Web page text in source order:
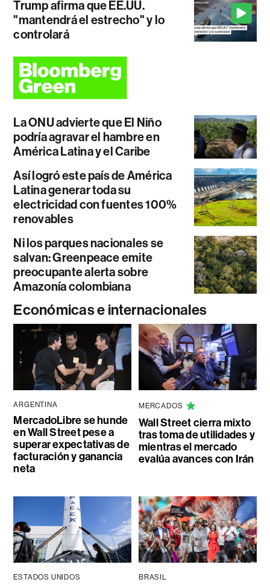
Trump afirma que EE.UU.
"mantendrá el estrecho" y lo
controlará
La ONU advierte que El Niño
podría agravar el hambre en
América Latina y el Caribe
Así logró este país de América
Latina generar toda su
electricidad con fuentes 100%
renovables
Ni los parques nacionales se
salvan: Greenpeace emite
preocupante alerta sobre
Amazonía colombiana
Económicas e internacionales
ARGENTINA
MercadoLibre se hunde
en Wall Street pese a
superar expectativas de
facturación y ganancia
neta
MERCADOS
Wall Street cierra mixto
tras toma de utilidades y
mientras el mercado
evalúa avances con Irán
ESTADOS UNIDOS BRASIL